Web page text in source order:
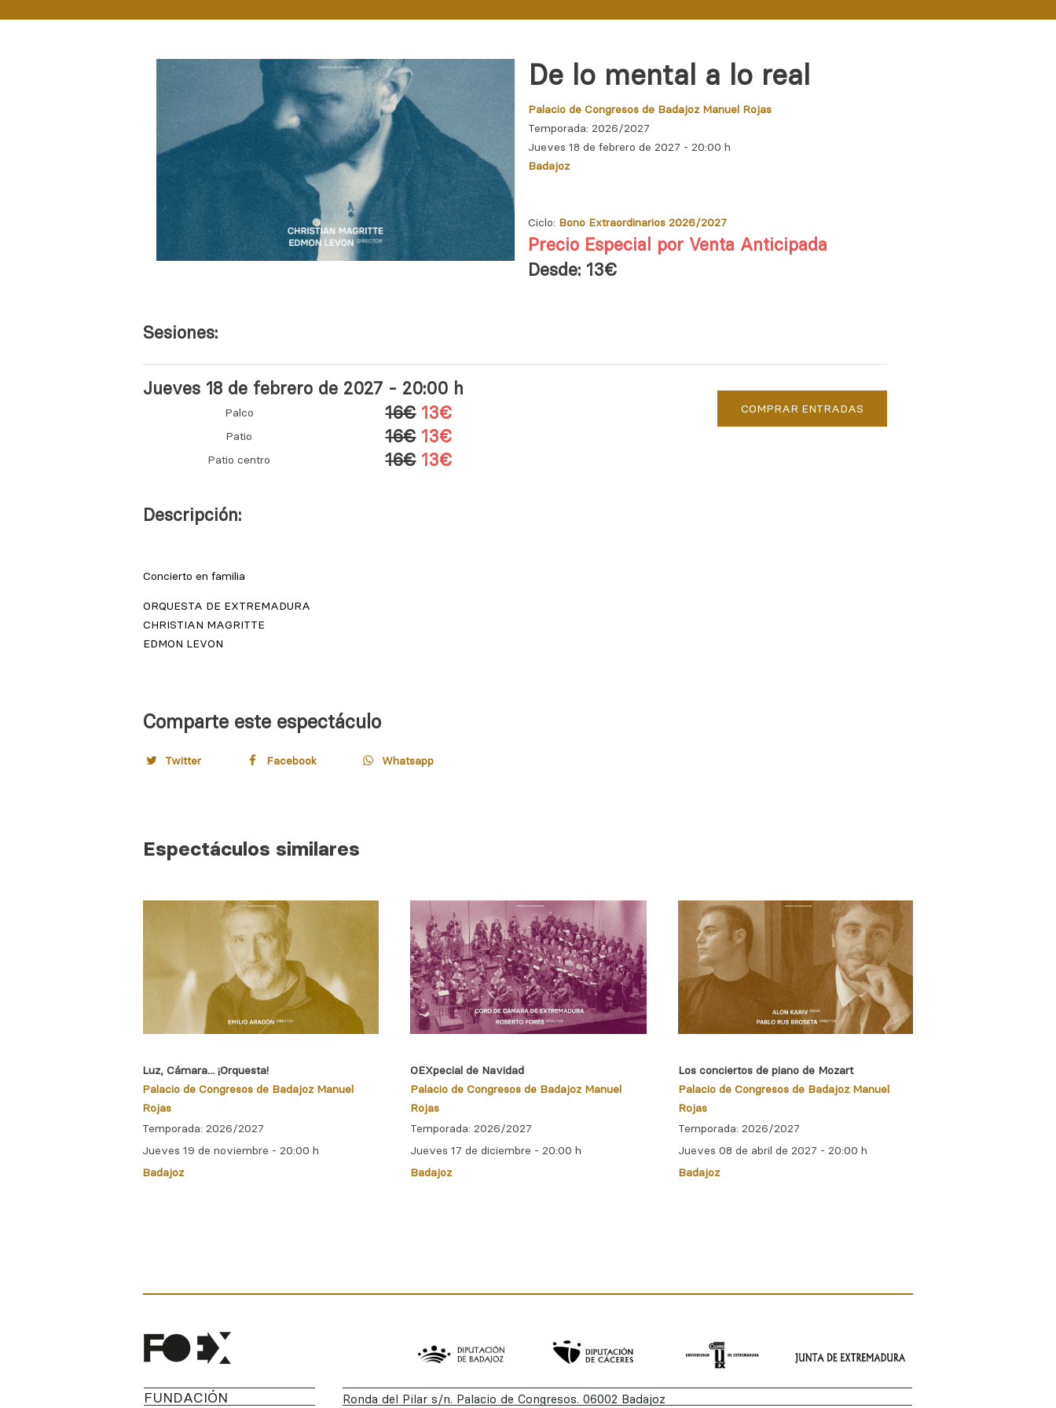
De lo mental a lo real
Palacio de Congresos de Badajoz Manuel Rojas
Temporada: 2026/2027
Jueves 18 de febrero de 2027 - 20:00 h
Badajoz
Ciclo: Bono Extraordinarios 2026/2027
Precio Especial por Venta Anticipada
Desde: 13€
Sesiones:
Jueves 18 de febrero de 2027 - 20:00 h
Palco 16€ 13€
Patio 16€ 13€
Patio centro 16€ 13€
COMPRAR ENTRADAS
Descripción:
Comparte este espectáculo
Twitter Facebook Whatsapp
Espectáculos similares
Luz, Cámara... ¡Orquesta!
Palacio de Congresos de Badajoz Manuel
Rojas
Temporada: 2026/2027
Jueves 19 de noviembre - 20:00 h
Badajoz
OEXpecial de Navidad
Palacio de Congresos de Badajoz Manuel
Rojas
Temporada: 2026/2027
Jueves 17 de diciembre - 20:00 h
Badajoz
Los conciertos de piano de Mozart
Palacio de Congresos de Badajoz Manuel
Rojas
Temporada: 2026/2027
Jueves 08 de abril de 2027 - 20:00 h
Badajoz
FUNDACIÓN
Ronda del Pilar s/n. Palacio de Congresos. 06002 Badajoz